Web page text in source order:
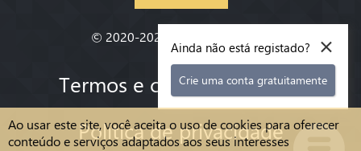
Ao usar este site, você aceita o uso de cookies para oferecer
conteúdo e serviços adaptados aos seus interesses
© 2020-2026
Termos e condições gerias
Política de privacidade
×
Ainda não está registado?
Crie uma conta gratuitamente